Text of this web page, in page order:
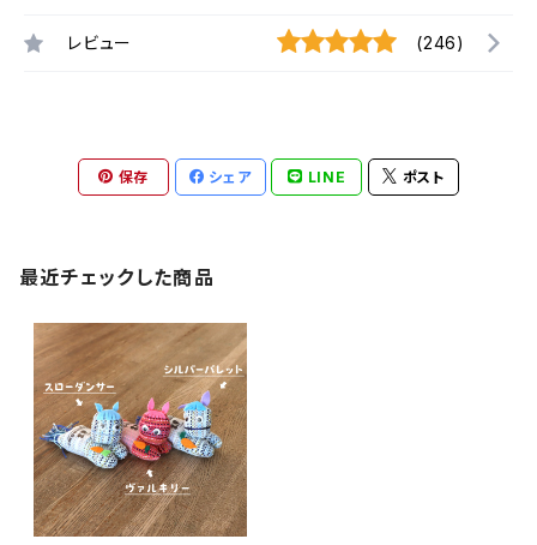
レビュー (246)
保存 シェア LINE ポスト
最近チェックした商品